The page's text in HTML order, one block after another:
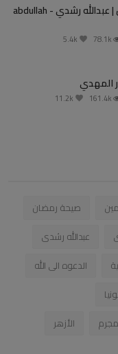
غضبة المسيخ الدجال | عبدالله رشدي - abdullah
المهدي
صيحة رمضان
عبدالله رشدى
الدعوه الى الله
الأزهر